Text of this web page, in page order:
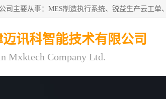
迈讯科智能技术有限公司
Mxktech Company Ltd.